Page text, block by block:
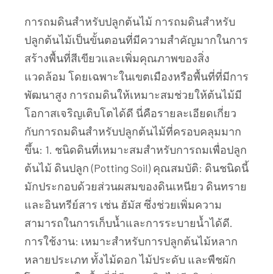
การถมดินสำหรับปลูกต้นไม้ การถมดินสำหรับ
ปลูกต้นไม้เป็นขั้นตอนที่มีความสำคัญมากในการ
สร้างพื้นที่สีเขียวและเพิ่มคุณภาพของสิ่ง
แวดล้อม โดยเฉพาะในเขตเมืองหรือพื้นที่ที่มีการ
พัฒนาสูง การถมดินให้เหมาะสมช่วยให้ต้นไม้มี
โอกาสเจริญเติบโตได้ดี นี่คือรายละเอียดเกี่ยว
กับการถมดินสำหรับปลูกต้นไม้ที่ครอบคลุมมาก
ขึ้น: 1. ชนิดดินที่เหมาะสมสำหรับการถมเพื่อปลูก
ต้นไม้ ดินปลูก (Potting Soil) คุณสมบัติ: ดินชนิดนี้
มักประกอบด้วยส่วนผสมของดินเหนียว ดินทราย
และอินทรีย์สาร เช่น ฮัมัส ซึ่งช่วยเพิ่มความ
สามารถในการเก็บน้ำและการระบายน้ำได้ดี.
การใช้งาน: เหมาะสำหรับการปลูกต้นไม้หลาก
หลายประเภท ทั้งไม้ดอก ไม้ประดับ และพืชผัก